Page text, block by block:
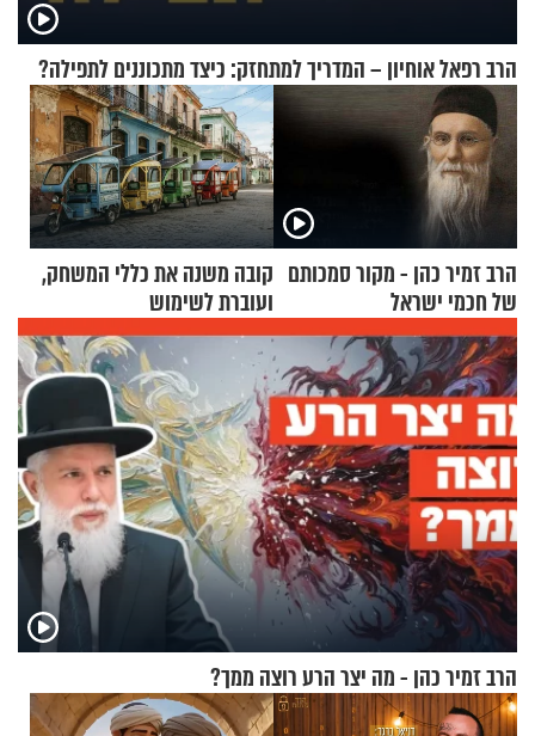
הרב רפאל אוחיון – המדריך למתחזק: כיצד מתכוננים לתפילה?
הרב זמיר כהן - מקור סמכותם
של חכמי ישראל
קובה משנה את כללי המשחק,
ועוברת לשימוש
בתלת־אופנועים סולאריים
הרב זמיר כהן - מה יצר הרע רוצה ממך?